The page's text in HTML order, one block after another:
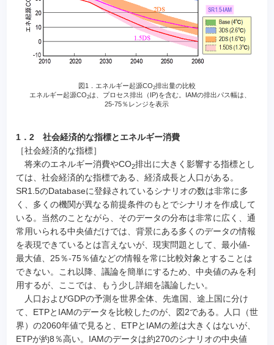
図1．エネルギー起源CO2排出量の比較
エネルギー起源CO2は、プロセス排出（IP)を含む。IAMの排出パス幅は、
25-75％レンジを表示
1．2 社会経済的な指標とエネルギー消費
［社会経済的な指標］
将来のエネルギー消費やCO2排出に大きく影響する指標とし
ては、社会経済的な指標である、経済成長と人口がある。
SR1.5のDatabaseに登録されているシナリオの数は非常に多
く、多くの機関が異なる前提条件のもとでシナリオを作成して
いる。当然のことながら、そのデータの分布は非常に広く、通
常用いられる中央値だけでは、背景にある多くのデータの情報
を表現できているとは言えないが、現実問題として、最小値-
最大値、25％-75％値などの情報を常に比較対象とすることは
できない。これ以降、議論を簡単にするため、中央値のみを利
用するが、ここでは、もう少し詳細を議論したい。
人口およびGDPの予測を世界全体、先進国、途上国に分け
て、ETPとIAMのデータを比較したのが、図2である。人口（世
界）の2060年値で見ると、ETPとIAMの差は大きくはないが、
ETPが約8％高い。IAMのデータは約270のシナリオの中央値